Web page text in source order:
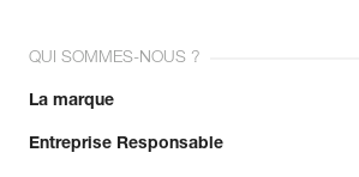
QUI SOMMES-NOUS ?
La marque
Entreprise Responsable